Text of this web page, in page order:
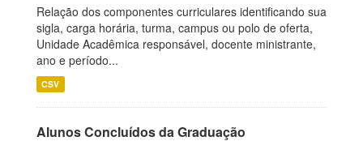
Relação dos componentes curriculares identificando sua
sigla, carga horária, turma, campus ou polo de oferta,
Unidade Acadêmica responsável, docente ministrante,
ano e período...
CSV
Alunos Concluídos da Graduação